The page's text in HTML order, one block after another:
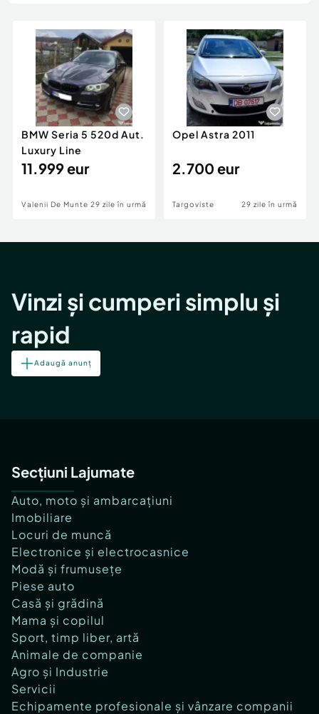
Animale de companie
Afaceri și echipamente profesionale
Inchiriere Bunuri si Vehicule
Piese auto si accesorii
Dacia Duster
BMW Seria 5 520d Aut.
Luxury Line
11.999 eur
Valenii De Munte 29 zile în urmă
Opel Astra 2011
2.700 eur
Targoviste 29 zile în urmă
Vinzi și cumperi simplu și
rapid
Adaugă anunț
Secțiuni Lajumate
Auto, moto și ambarcațiuni
Imobiliare
Locuri de muncă
Electronice și electrocasnice
Modă și frumusețe
Piese auto
Casă și grădină
Mama și copilul
Sport, timp liber, artă
Animale de companie
Agro și Industrie
Servicii
Echipamente profesionale și vânzare companii